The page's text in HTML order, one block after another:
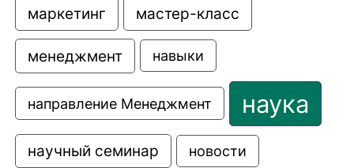
маркетинг мастер-класс
менеджмент навыки
направление Менеджмент наука
научный семинар новости